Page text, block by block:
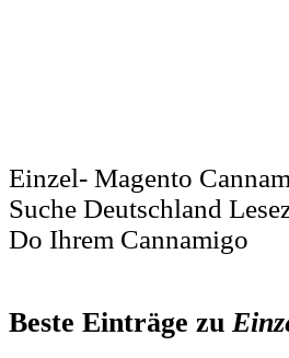
Einzel- Magento
Suche Deutschland
Do Ihrem Cannamigo
Beste Einträge zu